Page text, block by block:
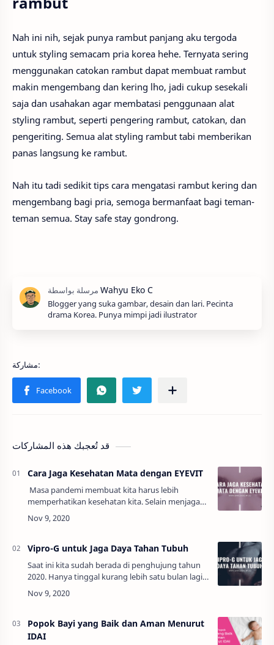
Nah ini nih, sejak punya rambut panjang aku tergoda
untuk styling semacam pria korea hehe. Ternyata sering
menggunakan catokan rambut dapat membuat rambut
makin mengembang dan kering lho, jadi cukup sesekali
saja dan usahakan agar membatasi penggunaan alat
styling rambut, seperti pengering rambut, catokan, dan
pengeriting. Semua alat styling rambut tabi memberikan
panas langsung ke rambut.
Nah itu tadi sedikit tips cara mengatasi rambut kering dan
mengembang bagi pria, semoga bermanfaat bagi teman-
teman semua. Stay safe stay gondrong.
Blogger yang suka gambar, desain dan lari. Pecinta
drama Korea. Punya mimpi jadi ilustrator
قد تُعجبك هذه المشاركات
Cara Jaga Kesehatan Mata dengan EYEVIT
Masa pandemi membuat kita harus lebih
memperhatikan kesehatan kita. Selain menjaga
kesehatan tubuh, menjaga kesehatan mata juga
sama pentingnya. Apalagi di tengah adaptasi ke…
Vipro-G untuk Jaga Daya Tahan Tubuh
Saat ini kita sudah berada di penghujung tahun
2020. Hanya tinggal kurang lebih satu bulan lagi
kita akan berganti tahun. Namun di tahun ini kita
semua merasakan suatu perubahan be…
Popok Bayi yang Baik dan Aman Menurut
IDAI